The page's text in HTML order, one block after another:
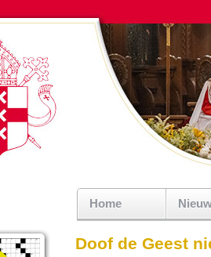
Home
Doof de Geest